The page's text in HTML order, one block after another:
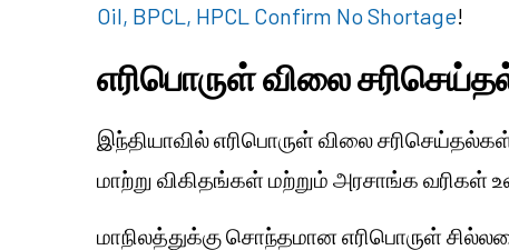
Oil, BPCL, HPCL Confirm No Shortage!
எரிபொருள் விலை
இந்தியாவில் எரிபொருள் விலை
மாற்று விகிதங்கள் மற்றும் அரசாங்க வரிகள்
மாநிலத்துக்கு சொந்தமான எரிபொருள்